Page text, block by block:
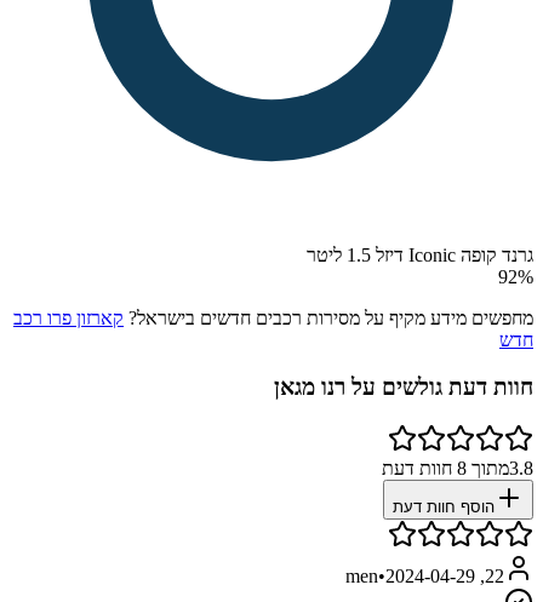
גרנד קופה Iconic דיזל 1.5 ליטר
92%
מחפשים מידע מקיף על מסירות רכבים חדשים בישראל? קארזון פרו רכב
חדש
חוות דעת גולשים על רנו מגאן
3.8מתוך 8 חוות דעת
הוסף חוות דעת
22, men
•2024-04-29